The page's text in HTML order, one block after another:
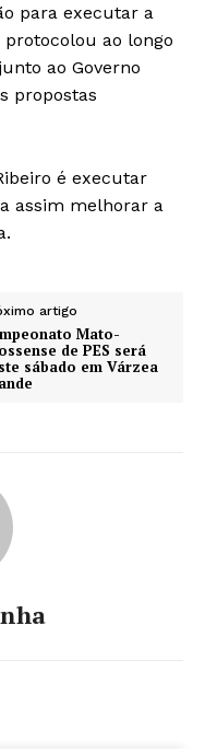
para executar a
protocolou ao longo
ao Governo
propostas
é executar
assim melhorar a
artigo
Mato-
de PES será
sábado em Várzea